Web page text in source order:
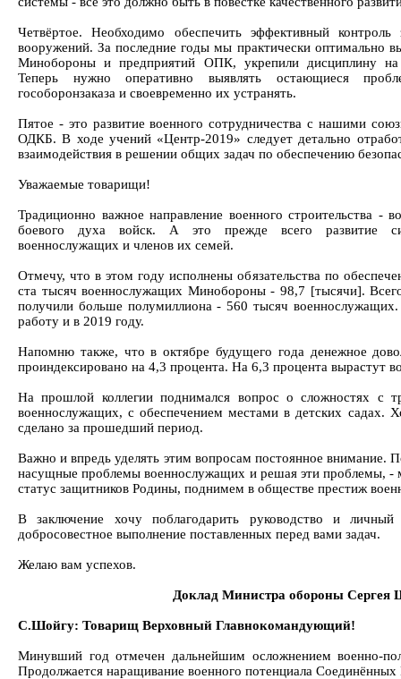
Четвёртое. Необходимо обеспечить эффективный контроль
вооружений. За последние годы мы практически оптимально
Минобороны и предприятий ОПК, укрепили дисциплину на
Теперь нужно оперативно выявлять остающиеся
гособоронзаказа и своевременно их устранять.
Пятое - это развитие военного сотрудничества с нашими
ОДКБ. В ходе учений «Центр-2019» следует детально
взаимодействия в решении общих задач по обеспечению
Уважаемые товарищи!
Традиционно важное направление военного строительства -
боевого духа войск. А это прежде всего развитие
военнослужащих и членов их семей.
Отмечу, что в этом году исполнены обязательства по
ста тысяч военнослужащих Минобороны - 98,7 [тысячи].
получили больше полумиллиона - 560 тысяч
работу и в 2019 году.
Напомню также, что в октябре будущего года денежное
проиндексировано на 4,3 процента. На 6,3 процента вырастут
На прошлой коллегии поднимался вопрос о сложностях с
военнослужащих, с обеспечением местами в детских садах.
сделано за прошедший период.
Важно и впредь уделять этим вопросам постоянное внимание.
насущные проблемы военнослужащих и решая эти проблемы, -
статус защитников Родины, поднимем в обществе престиж
В заключение хочу поблагодарить руководство и
добросовестное выполнение поставленных перед вами задач.
Желаю вам успехов.
Доклад Министра обороны Сергея
С.Шойгу: Товарищ Верховный Главнокомандующий!
Минувший год отмечен дальнейшим осложнением военно-
Продолжается наращивание военного потенциала